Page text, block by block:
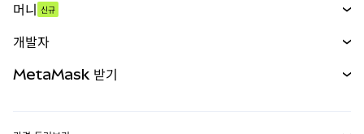
무기한 선물
실물자산
머니 신규
개발자
MetaMask 받기